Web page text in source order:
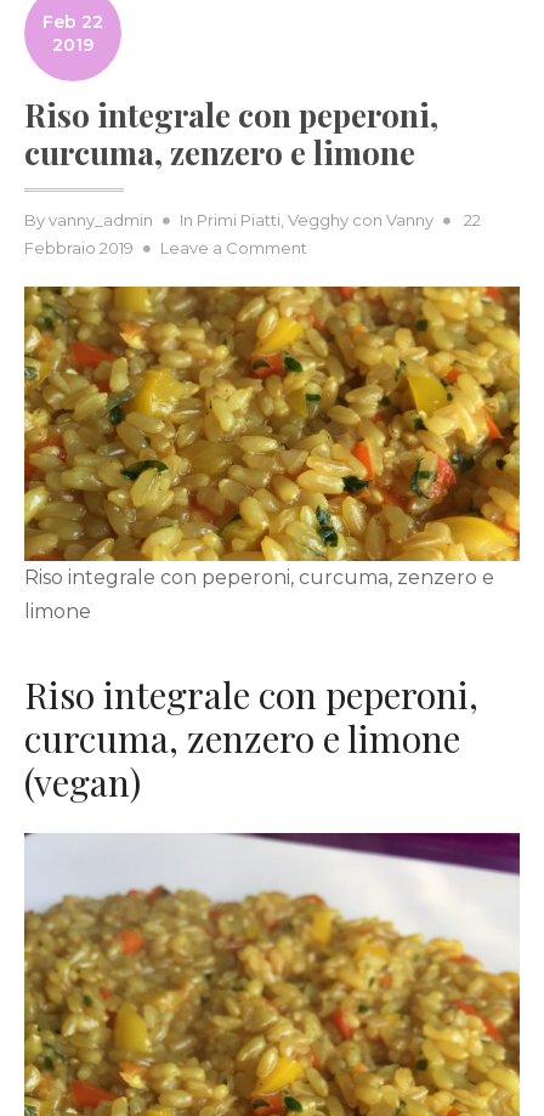
Feb 22
2019
Riso integrale con peperoni,
curcuma, zenzero e limone
Byvanny_admin In Primi Piatti Vegghy con Vanny
Posted
22
Febbraio 2019
Leave a Comment
integrale
con
peperoni,
curcuma,
zenzero
e
limone
Riso integrale con peperoni, curcuma, zenzero e
limone
Riso integrale con peperoni,
curcuma, zenzero e limone
(vegan)